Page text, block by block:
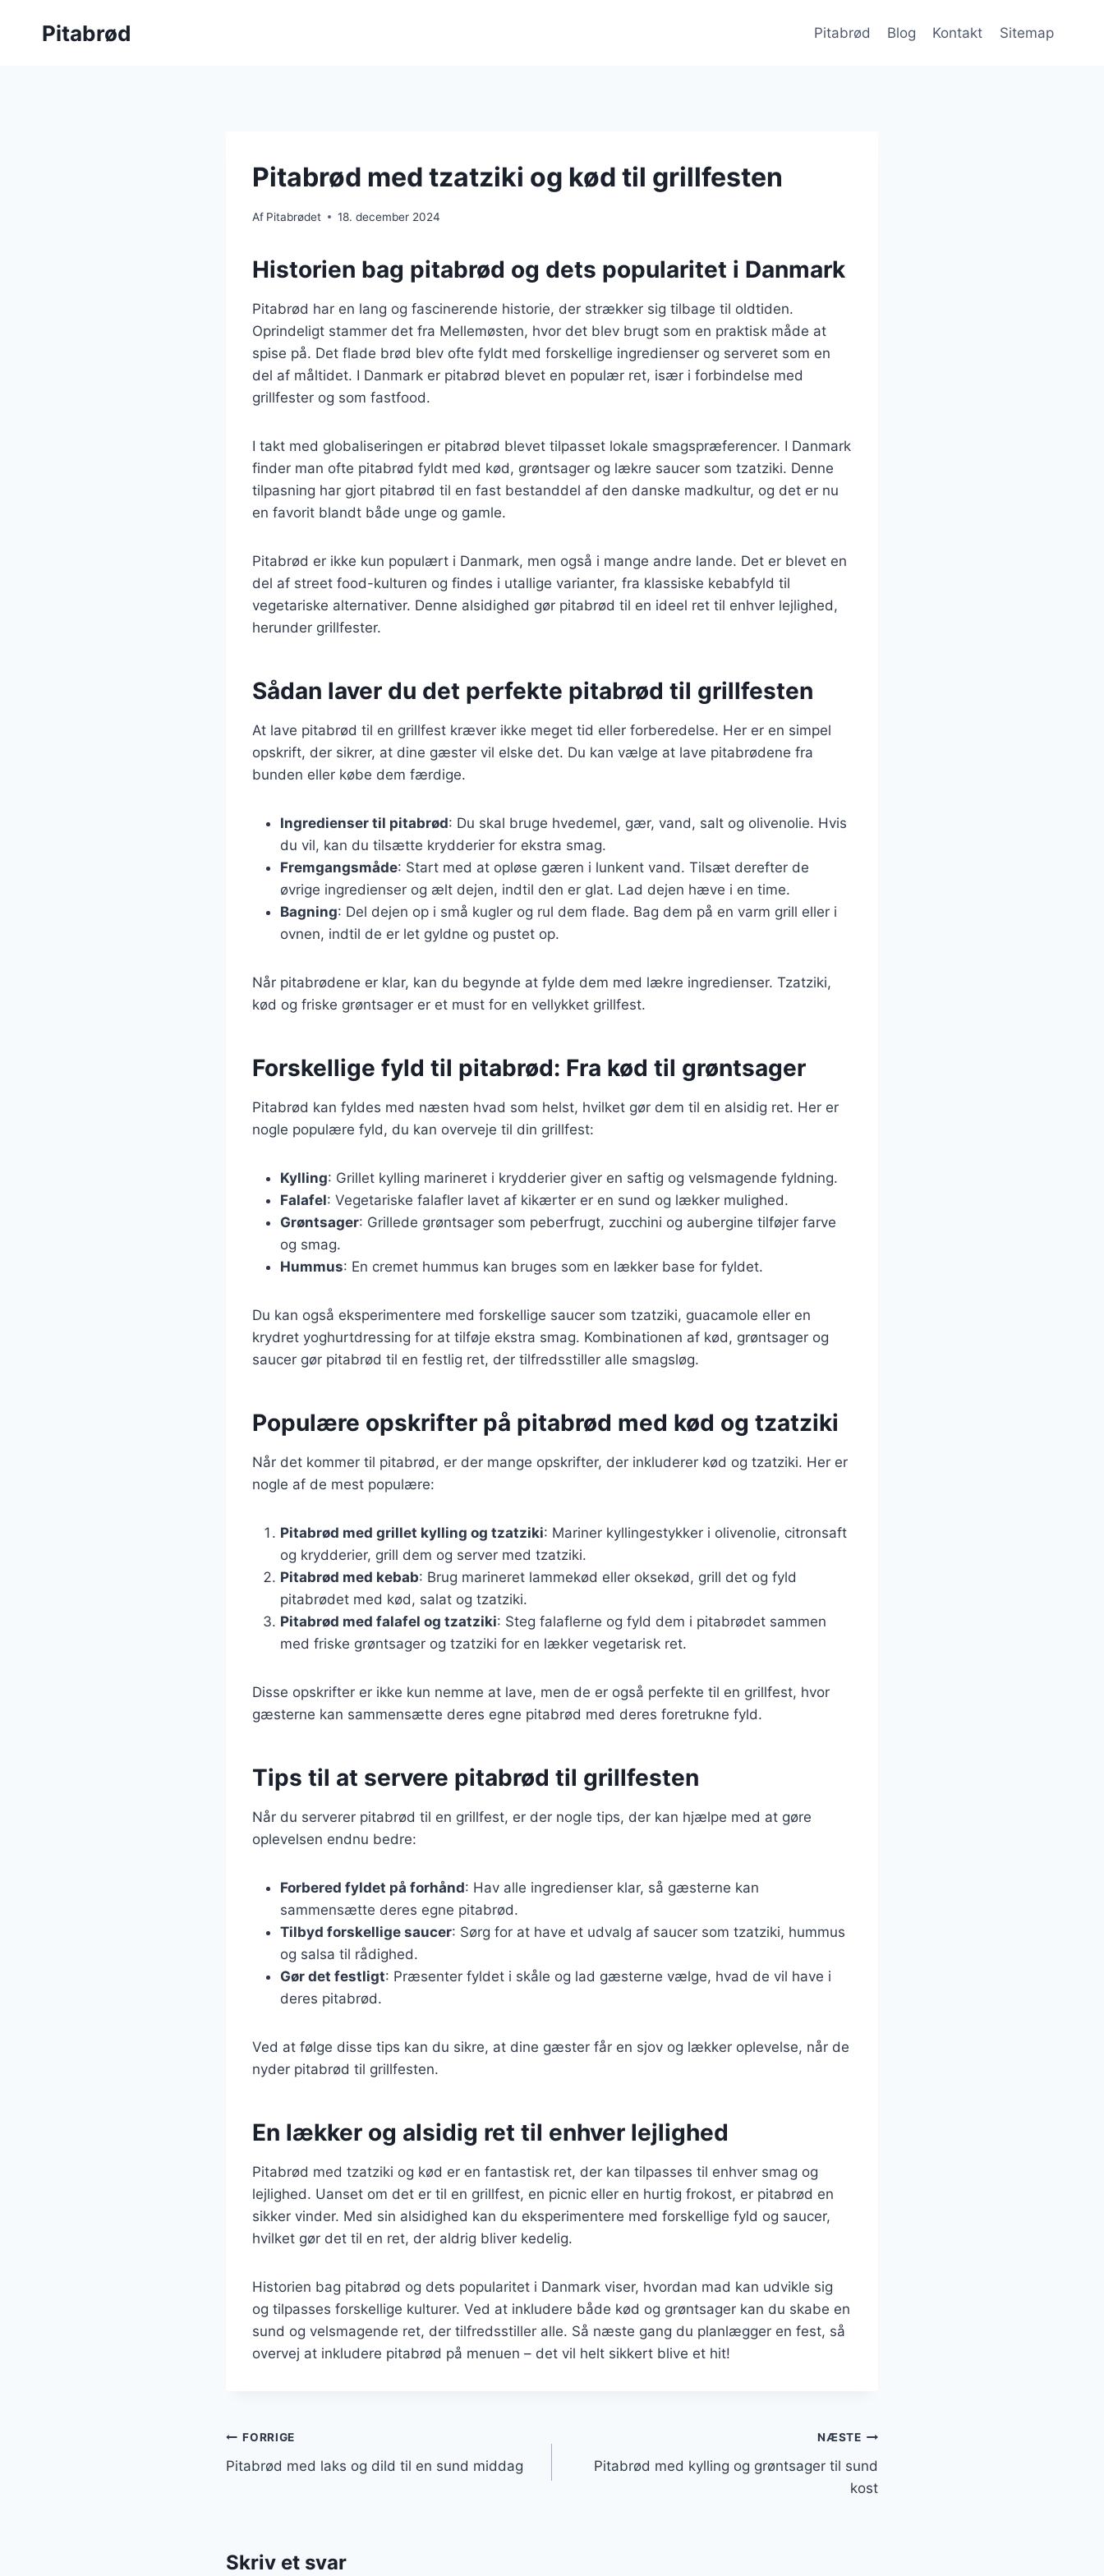
Pitabrød Pitabrød Blog Kontakt Sitemap
Pitabrød med tzatziki og kød til grillfesten
Af Pitabrødet 18. december 2024
Historien bag pitabrød og dets popularitet i Danmark
Pitabrød har en lang og fascinerende historie, der strækker sig tilbage til oldtiden.
Oprindeligt stammer det fra Mellemøsten, hvor det blev brugt som en praktisk måde at
spise på. Det flade brød blev ofte fyldt med forskellige ingredienser og serveret som en
del af måltidet. I Danmark er pitabrød blevet en populær ret, især i forbindelse med
grillfester og som fastfood.
I takt med globaliseringen er pitabrød blevet tilpasset lokale smagspræferencer. I Danmark
finder man ofte pitabrød fyldt med kød, grøntsager og lækre saucer som tzatziki. Denne
tilpasning har gjort pitabrød til en fast bestanddel af den danske madkultur, og det er nu
en favorit blandt både unge og gamle.
Pitabrød er ikke kun populært i Danmark, men også i mange andre lande. Det er blevet en
del af street food-kulturen og findes i utallige varianter, fra klassiske kebabfyld til
vegetariske alternativer. Denne alsidighed gør pitabrød til en ideel ret til enhver lejlighed,
herunder grillfester.
Sådan laver du det perfekte pitabrød til grillfesten
At lave pitabrød til en grillfest kræver ikke meget tid eller forberedelse. Her er en simpel
opskrift, der sikrer, at dine gæster vil elske det. Du kan vælge at lave pitabrødene fra
bunden eller købe dem færdige.
Ingredienser til pitabrød: Du skal bruge hvedemel, gær, vand, salt og olivenolie. Hvis
du vil, kan du tilsætte krydderier for ekstra smag.
Fremgangsmåde: Start med at opløse gæren i lunkent vand. Tilsæt derefter de
øvrige ingredienser og ælt dejen, indtil den er glat. Lad dejen hæve i en time.
Bagning: Del dejen op i små kugler og rul dem flade. Bag dem på en varm grill eller i
ovnen, indtil de er let gyldne og pustet op.
Når pitabrødene er klar, kan du begynde at fylde dem med lækre ingredienser. Tzatziki,
kød og friske grøntsager er et must for en vellykket grillfest.
Forskellige fyld til pitabrød: Fra kød til grøntsager
Pitabrød kan fyldes med næsten hvad som helst, hvilket gør dem til en alsidig ret. Her er
nogle populære fyld, du kan overveje til din grillfest:
Kylling: Grillet kylling marineret i krydderier giver en saftig og velsmagende fyldning.
Falafel: Vegetariske falafler lavet af kikærter er en sund og lækker mulighed.
Grøntsager: Grillede grøntsager som peberfrugt, zucchini og aubergine tilføjer farve
og smag.
Hummus: En cremet hummus kan bruges som en lækker base for fyldet.
Du kan også eksperimentere med forskellige saucer som tzatziki, guacamole eller en
krydret yoghurtdressing for at tilføje ekstra smag. Kombinationen af kød, grøntsager og
saucer gør pitabrød til en festlig ret, der tilfredsstiller alle smagsløg.
Populære opskrifter på pitabrød med kød og tzatziki
Når det kommer til pitabrød, er der mange opskrifter, der inkluderer kød og tzatziki. Her er
nogle af de mest populære:
Pitabrød med grillet kylling og tzatziki: Mariner kyllingestykker i olivenolie, citronsaft
og krydderier, grill dem og server med tzatziki.
Pitabrød med kebab: Brug marineret lammekød eller oksekød, grill det og fyld
pitabrødet med kød, salat og tzatziki.
Pitabrød med falafel og tzatziki: Steg falaflerne og fyld dem i pitabrødet sammen
med friske grøntsager og tzatziki for en lækker vegetarisk ret.
Disse opskrifter er ikke kun nemme at lave, men de er også perfekte til en grillfest, hvor
gæsterne kan sammensætte deres egne pitabrød med deres foretrukne fyld.
Tips til at servere pitabrød til grillfesten
Når du serverer pitabrød til en grillfest, er der nogle tips, der kan hjælpe med at gøre
oplevelsen endnu bedre:
Forbered fyldet på forhånd: Hav alle ingredienser klar, så gæsterne kan
sammensætte deres egne pitabrød.
Tilbyd forskellige saucer: Sørg for at have et udvalg af saucer som tzatziki, hummus
og salsa til rådighed.
Gør det festligt: Præsenter fyldet i skåle og lad gæsterne vælge, hvad de vil have i
deres pitabrød.
Ved at følge disse tips kan du sikre, at dine gæster får en sjov og lækker oplevelse, når de
nyder pitabrød til grillfesten.
En lækker og alsidig ret til enhver lejlighed
Pitabrød med tzatziki og kød er en fantastisk ret, der kan tilpasses til enhver smag og
lejlighed. Uanset om det er til en grillfest, en picnic eller en hurtig frokost, er pitabrød en
sikker vinder. Med sin alsidighed kan du eksperimentere med forskellige fyld og saucer,
hvilket gør det til en ret, der aldrig bliver kedelig.
Historien bag pitabrød og dets popularitet i Danmark viser, hvordan mad kan udvikle sig
og tilpasses forskellige kulturer. Ved at inkludere både kød og grøntsager kan du skabe en
sund og velsmagende ret, der tilfredsstiller alle. Så næste gang du planlægger en fest, så
overvej at inkludere pitabrød på menuen – det vil helt sikkert blive et hit!
Indlægsnavigation
FORRIGE
Pitabrød med laks og dild til en sund middag
NÆSTE
Pitabrød med kylling og grøntsager til sund
kost
Skriv et svar